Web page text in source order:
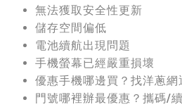
無法獲取安全性更新
儲存空間偏低
電池續航出現問題
手機螢幕已經嚴重損壞
優惠手機哪邊買？找洋蔥網
門號哪裡辦最優惠？攜碼/